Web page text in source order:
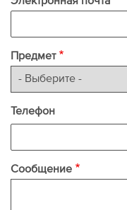
Предмет
Телефон
Сообщение